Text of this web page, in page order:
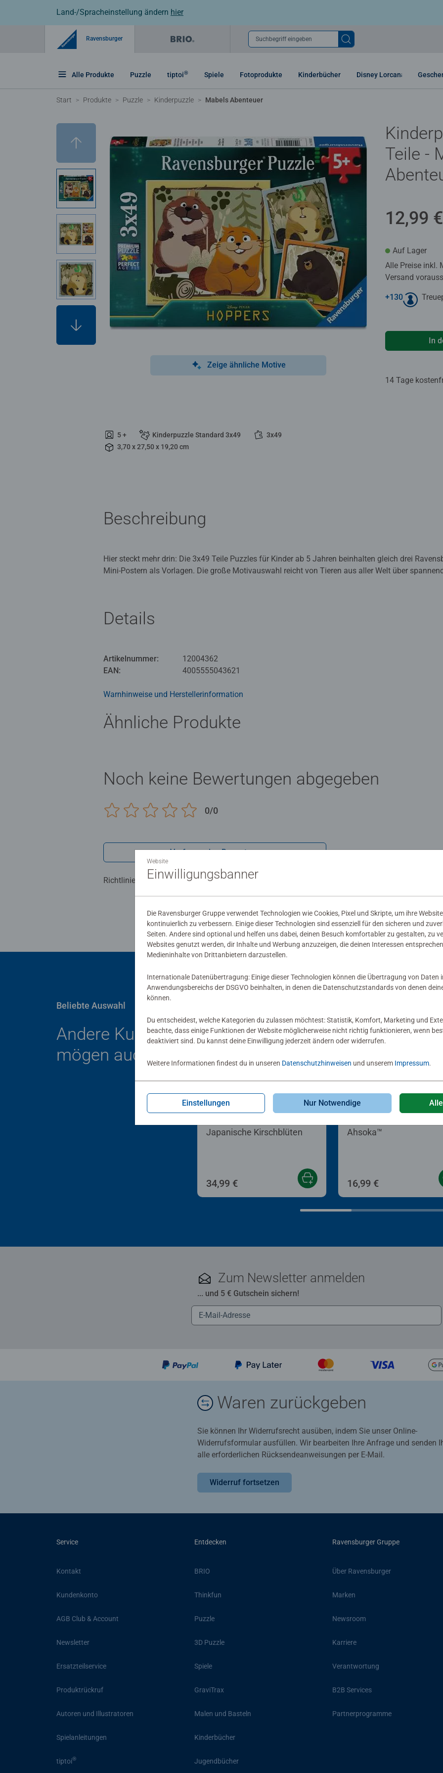
Land-/Spracheinstellung ändern hier
Ravensburger Suchbegriff eingeben
Alle Produkte Puzzle tiptoi® Spiele Fotoprodukte Kinderbücher Disney Lorcana
Start Produkte Puzzle Kinderpuzzle Mabels Abenteuer
Zeige ähnliche Motive
5 + Kinderpuzzle Standard 3x49
3x49
3,70 x 27,50 x 19,20 cm
Teile -
12,99 €
Auf Lager
Alle Preise inkl.
Versand
+130
In
14 Tage
Beschreibung
Hier steckt mehr drin: Die 3x49 Teile Puzzles für Kinder ab 5 Jahren beinhalten gleich drei
Mini-Postern als Vorlagen. Die große Motivauswahl reicht von Tieren aus aller Welt über
als Spaß: Mit der richtigen Schwierigkeit gewählt, lassen sie Kinder jeden Alters an den
Geduld und stärken ihr Selbstvertrauen. In der großen Auswahl von Ravensburger Kinderpuzzles
Kinderpuzzles liegen uns sehr am Herzen. Deshalb wird die Unbedenklichkeit aller Materialien
Seit mehr als 100 Jahren entwickeln wir Puzzles, wie Kinder sie lieben: altersgerecht in Motiv,
Details
Artikelnummer:
12004362
EAN:
4005555043621
Warnhinweise und Herstellerinformation
Ähnliche Produkte
Noch keine Bewertungen abgegeben
0/0
Verfasse eine Bewertung
Richtlinien für Bewertungen
Beliebte Auswahl
Andere Kunden
mögen auch
Japanische Kirschblüten
34,99 €
Ahsoka™
16,99 €
Zum Newsletter anmelden
... und 5 € Gutschein sichern!
Waren zurückgeben
Sie können Ihr Widerrufsrecht ausüben, indem Sie unser Online-
Widerrufsformular ausfüllen. Wir bearbeiten Ihre Anfrage und senden
alle erforderlichen Rücksendeanweisungen per E-Mail.
Widerruf fortsetzen
Service
Kontakt
Kundenkonto
AGB Club & Account
Newsletter
Ersatzteilservice
Produktrückruf
Autoren und Illustratoren
Spielanleitungen
tiptoi®
Entdecken
BRIO
Thinkfun
Puzzle
3D Puzzle
Spiele
GraviTrax
Malen und Basteln
Kinderbücher
Jugendbücher
Ravensburger Gruppe
Über Ravensburger
Marken
Newsroom
Karriere
Verantwortung
B2B Services
Partnerprogramme
Website
Einwilligungsbanner
Die Ravensburger Gruppe verwendet Technologien wie Cookies, Pixel und Skripte, um ihre
kontinuierlich zu verbessern. Einige dieser Technologien sind essenziell für den sicheren und
Seiten. Andere sind optional und helfen uns dabei, deinen Besuch komfortabler zu gestalten, zu
Websites genutzt werden, dir Inhalte und Werbung anzuzeigen, die deinen Interessen
Medieninhalte von Drittanbietern darzustellen.
Internationale Datenübertragung: Einige dieser Technologien können die Übertragung von Daten
Anwendungsbereichs der DSGVO beinhalten, in denen die Datenschutzstandards von denen
können.
Du entscheidest, welche Kategorien du zulassen möchtest: Statistik, Komfort, Marketing und
beachte, dass einige Funktionen der Website möglicherweise nicht richtig funktionieren, wenn
deaktiviert sind. Du kannst deine Einwilligung jederzeit ändern oder widerrufen.
Weitere Informationen findest du in unseren Datenschutzhinweisen und unserem Impressum.
Einstellungen Nur Notwendige